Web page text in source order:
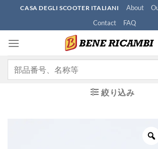
content
CASA DEGLI SCOOTER ITALIANI About
Contact
FAQ
絞り込み